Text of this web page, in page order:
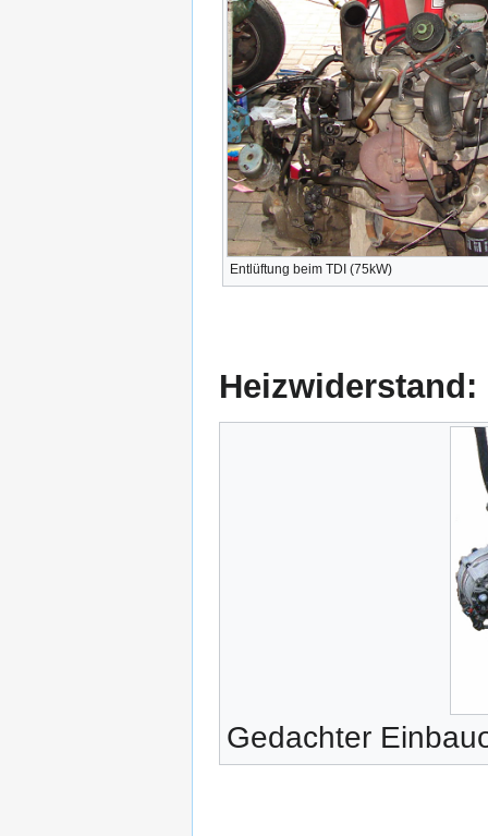
Entlüftung beim TDI (75kW)
Heizwiderstand:
Gedachter